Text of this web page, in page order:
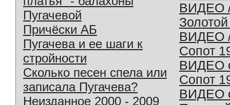
Пугачевой
Причёски АБ
Пугачева и ее шаги к
стройности
Сколько песен спела или
записала Пугачева?
Неизданное 2000 - 2009
ВИДЕО
ВИДЕО
Сопот
ВИДЕО
Сопот
ВИДЕО